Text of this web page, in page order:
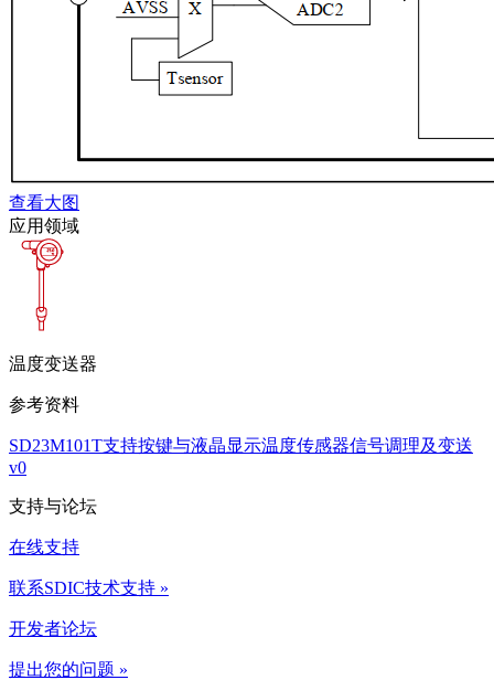
查看大图
应用领域
温度变送器
参考资料
SD23M101T支持按键与液晶显示温度传感器信号调理及变送
v0
支持与论坛
在线支持
联系SDIC技术支持 »
开发者论坛
提出您的问题 »